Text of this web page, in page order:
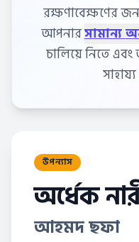
রক্ষণাবেক্ষণের
আপনার
চালিয়ে নিতে
উপন্যাস
অর্ধেক
আহমদ ছফা